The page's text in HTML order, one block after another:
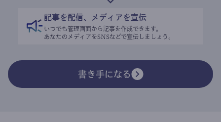
記事を配信、メディアを宣伝
いつでも管理画面から記事を作成できます。
あなたのメディアをSNSなどで宣伝しましょう。
書き手になる